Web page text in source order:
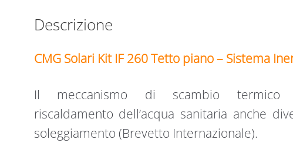
Descrizione
CMG Solari Kit IF 260 Tetto piano – Sistema
Il meccanismo di scambio
riscaldamento dell’acqua sanitaria anche
soleggiamento (Brevetto Internazionale).